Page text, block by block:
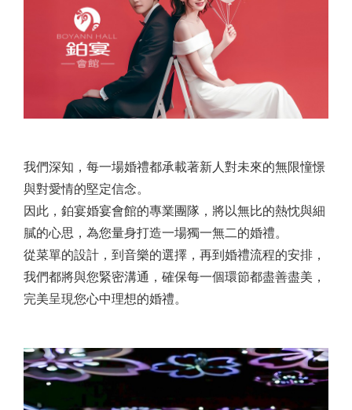
我們深知，每一場婚禮都承載著新人對未來的無限憧憬
與對愛情的堅定信念。
因此，鉑宴婚宴會館的專業團隊，將以無比的熱忱與細
膩的心思，為您量身打造一場獨一無二的婚禮。
從菜單的設計，到音樂的選擇，再到婚禮流程的安排，
我們都將與您緊密溝通，確保每一個環節都盡善盡美，
完美呈現您心中理想的婚禮。